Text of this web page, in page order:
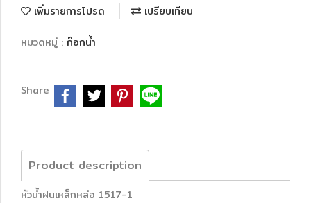
เพิ่มรายการโปรด เปรียบเทียบ
หมวดหมู่ : ก๊อกน้ำ
Share
Product description
หัวน้ำฝนเหล็กหล่อ 1517-1